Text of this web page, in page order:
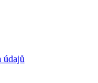
údajů